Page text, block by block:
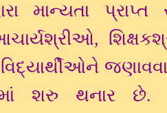
માન્યતા
શરુ થનાર છે.